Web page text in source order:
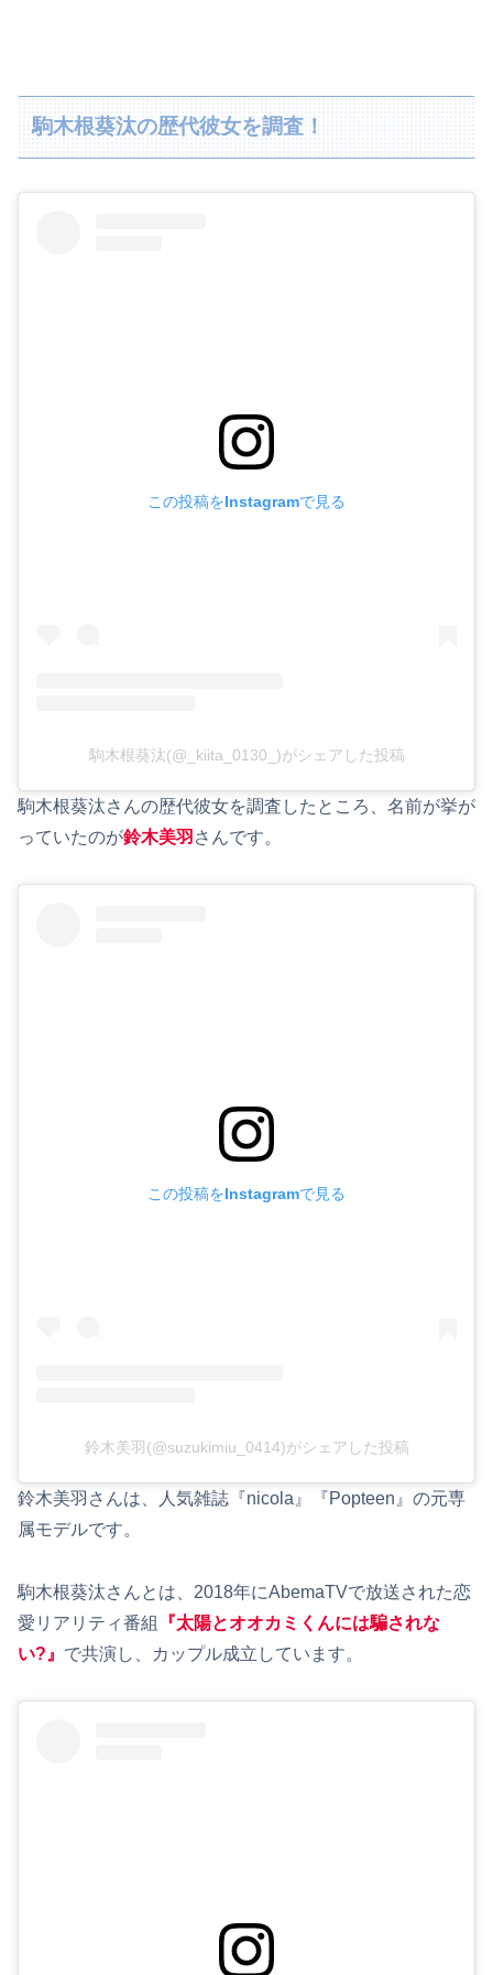
駒木根葵汰の歴代彼女を調査！
この投稿をInstagramで見る
駒木根葵汰(@_kiita_0130_)がシェアした投稿
駒木根葵汰さんの歴代彼女を調査したところ、名前が挙が
っていたのが鈴木美羽 さんです。
この投稿をInstagramで見る
鈴木美羽(@suzukimiu_0414)がシェアした投稿
鈴木美羽さんは、人気雑誌『nicola』『Popteen』の元専
属モデルです。
駒木根葵汰さんとは、2018年にAbemaTVで放送された恋
愛リアリティ番組
『太陽とオオカミくんには騙されな
い?』 で共演し、カップル成立しています。